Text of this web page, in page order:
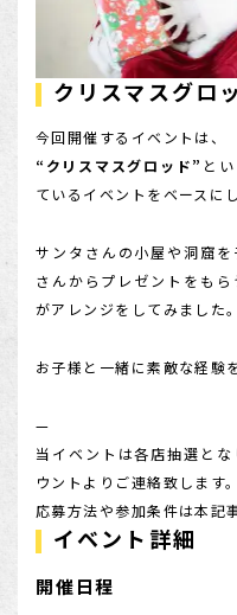
店舗を探す
クリスマスグロ
今回開催するイベントは、
“クリスマスグロッド” と
ているイベントをベースに
サンタさんの小屋や洞窟
さんからプレゼントをも
がアレンジをしてみました。
お子様と一緒に素敵な経験
—
当イベントは各店抽選と
ウントよりご連絡致します。
応募方法や参加条件は本記
イベント詳細
開催日程